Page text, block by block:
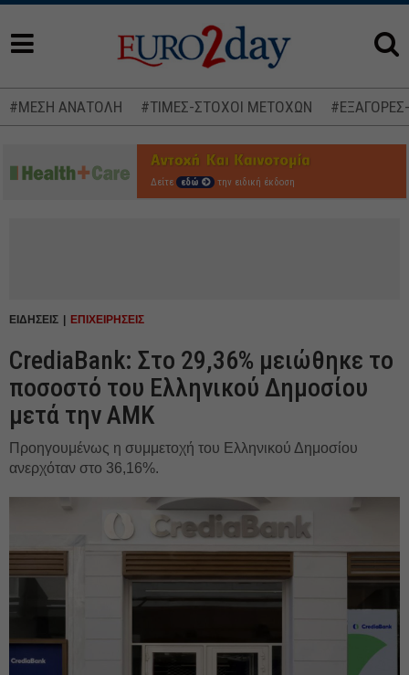
#ΜΕΣΗ ΑΝΑΤΟΛΗ #ΤΙΜΕΣ-ΣΤΟΧΟΙ ΜΕΤΟΧΩΝ
Δείτε εδώ την ειδική έκδοση
ΕΙΔΗΣΕΙΣ ΕΠΙΧΕΙΡΗΣΕΙΣ
CrediaBank: Στο 29,36% μειώθηκε το
ποσοστό του Ελληνικού Δημοσίου
μετά την ΑΜΚ
Προηγουμένως η συμμετοχή του Ελληνικού Δημοσίου
ανερχόταν στο 36,16%.